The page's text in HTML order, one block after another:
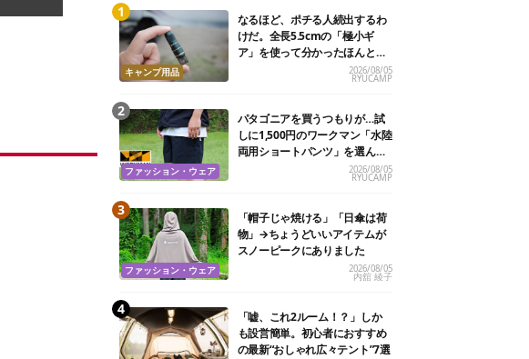
キャンプ用品
なるほど、ポチる人続出するわ
けだ。全長5.5cmの「極小ギ
ア」を使って分かったほんとの
2026/08/05
RYUCAMP
ファッション・ウェア
パタゴニアを買うつもりが…試
しに1,500円のワークマン「水陸
両用ショートパンツ」を選んだ
2026/08/05
RYUCAMP
ファッション・ウェア
「帽子じゃ焼ける」「日傘は荷
物」→ちょうどいいアイテムが
スノーピークにありました
2026/08/05
内舘 綾子
「嘘、これ2ルーム！？」しか
も設営簡単。初心者におすすめ
の最新“おしゃれ広々テント”7選